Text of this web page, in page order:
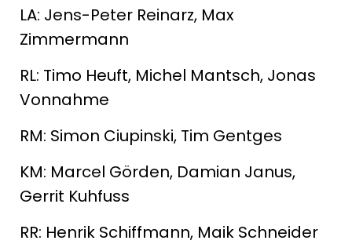
LA: Jens-Peter Reinarz, Max
Zimmermann
RL: Timo Heuft, Michel Mantsch, Jonas
Vonnahme
RM: Simon Ciupinski, Tim Gentges
KM: Marcel Görden, Damian Janus,
Gerrit Kuhfuss
RR: Henrik Schiffmann, Maik Schneider